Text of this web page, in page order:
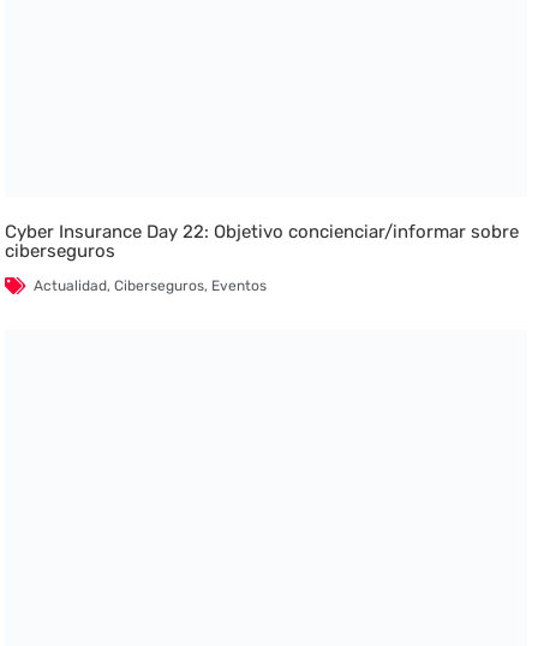
Cyber Insurance Day 22: Objetivo concienciar/informar sobre
ciberseguros
Actualidad,Ciberseguros, Eventos